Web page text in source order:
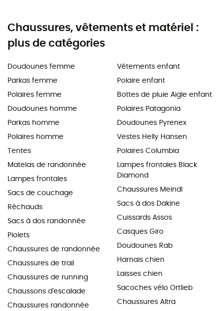
Chaussures, vêtements et matériel :
plus de catégories
Doudounes femme
Parkas femme
Polaires femme
Doudounes homme
Parkas homme
Polaires homme
Tentes
Matelas de randonnée
Lampes frontales
Sacs de couchage
Réchauds
Sacs à dos randonnée
Piolets
Chaussures de randonnée
Chaussures de trail
Chaussures de running
Chaussons d'escalade
Chaussures randonnée
Vêtements enfant
Polaire enfant
Bottes de pluie Aigle enfant
Polaires Patagonia
Doudounes Pyrenex
Vestes Helly Hansen
Polaires Columbia
Lampes frontales Black
Diamond
Chaussures Meindl
Sacs à dos Dakine
Cuissards Assos
Casques Giro
Doudounes Rab
Harnais chien
Laisses chien
Sacoches vélo Ortlieb
Chaussures Altra